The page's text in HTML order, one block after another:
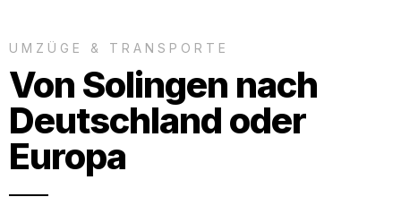
UMZÜGE & TRANSPORTE
Von Solingen nach
Deutschland oder
Europa